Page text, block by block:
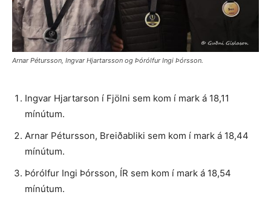
Arnar Pétursson, Ingvar Hjartarsson og Þórólfur Ingi Þórsson.
Ingvar Hjartarson í Fjölni sem kom í mark á 18,11
mínútum.
Arnar Pétursson, Breiðabliki sem kom í mark á 18,44
mínútum.
Þórólfur Ingi Þórsson, ÍR sem kom í mark á 18,54
mínútum.